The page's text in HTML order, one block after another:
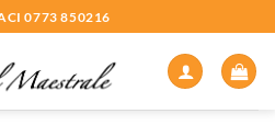
0773 850216